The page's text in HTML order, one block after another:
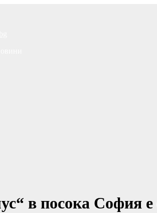
в посока София е